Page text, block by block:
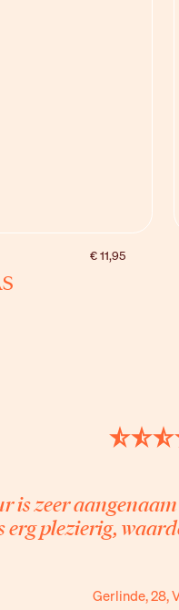
€ 11,95
is zeer
erg plezierig,
Gerlinde, 28,